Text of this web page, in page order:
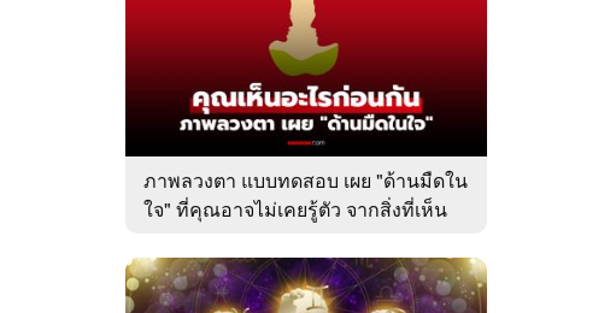
ภาพลวงตา แบบทดสอบ เผย "ด้านมืดใน
ใจ" ที่คุณอาจไม่เคยรู้ตัว จากสิ่งที่เห็น